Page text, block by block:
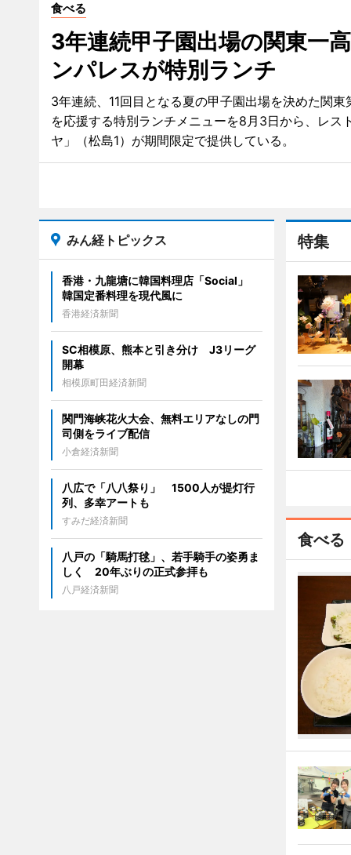
食べる
3年連続甲子園出場の関東一
ンパレスが特別ランチ
3年連続、11回目となる夏の甲子園出場を決めた関
を応援する特別ランチメニューを8月3日から、レス
ヤ」（松島1）が期間限定で提供している。
特集
食べる
みん経トピックス
香港・九龍塘に韓国料理店「Social」
韓国定番料理を現代風に
香港経済新聞
SC相模原、熊本と引き分け J3リーグ
開幕
相模原町田経済新聞
関門海峡花火大会、無料エリアなしの門
司側をライブ配信
小倉経済新聞
八広で「八八祭り」 1500人が提灯行
列、多幸アートも
すみだ経済新聞
八戸の「騎馬打毬」、若手騎手の姿勇ま
しく 20年ぶりの正式参拝も
八戸経済新聞